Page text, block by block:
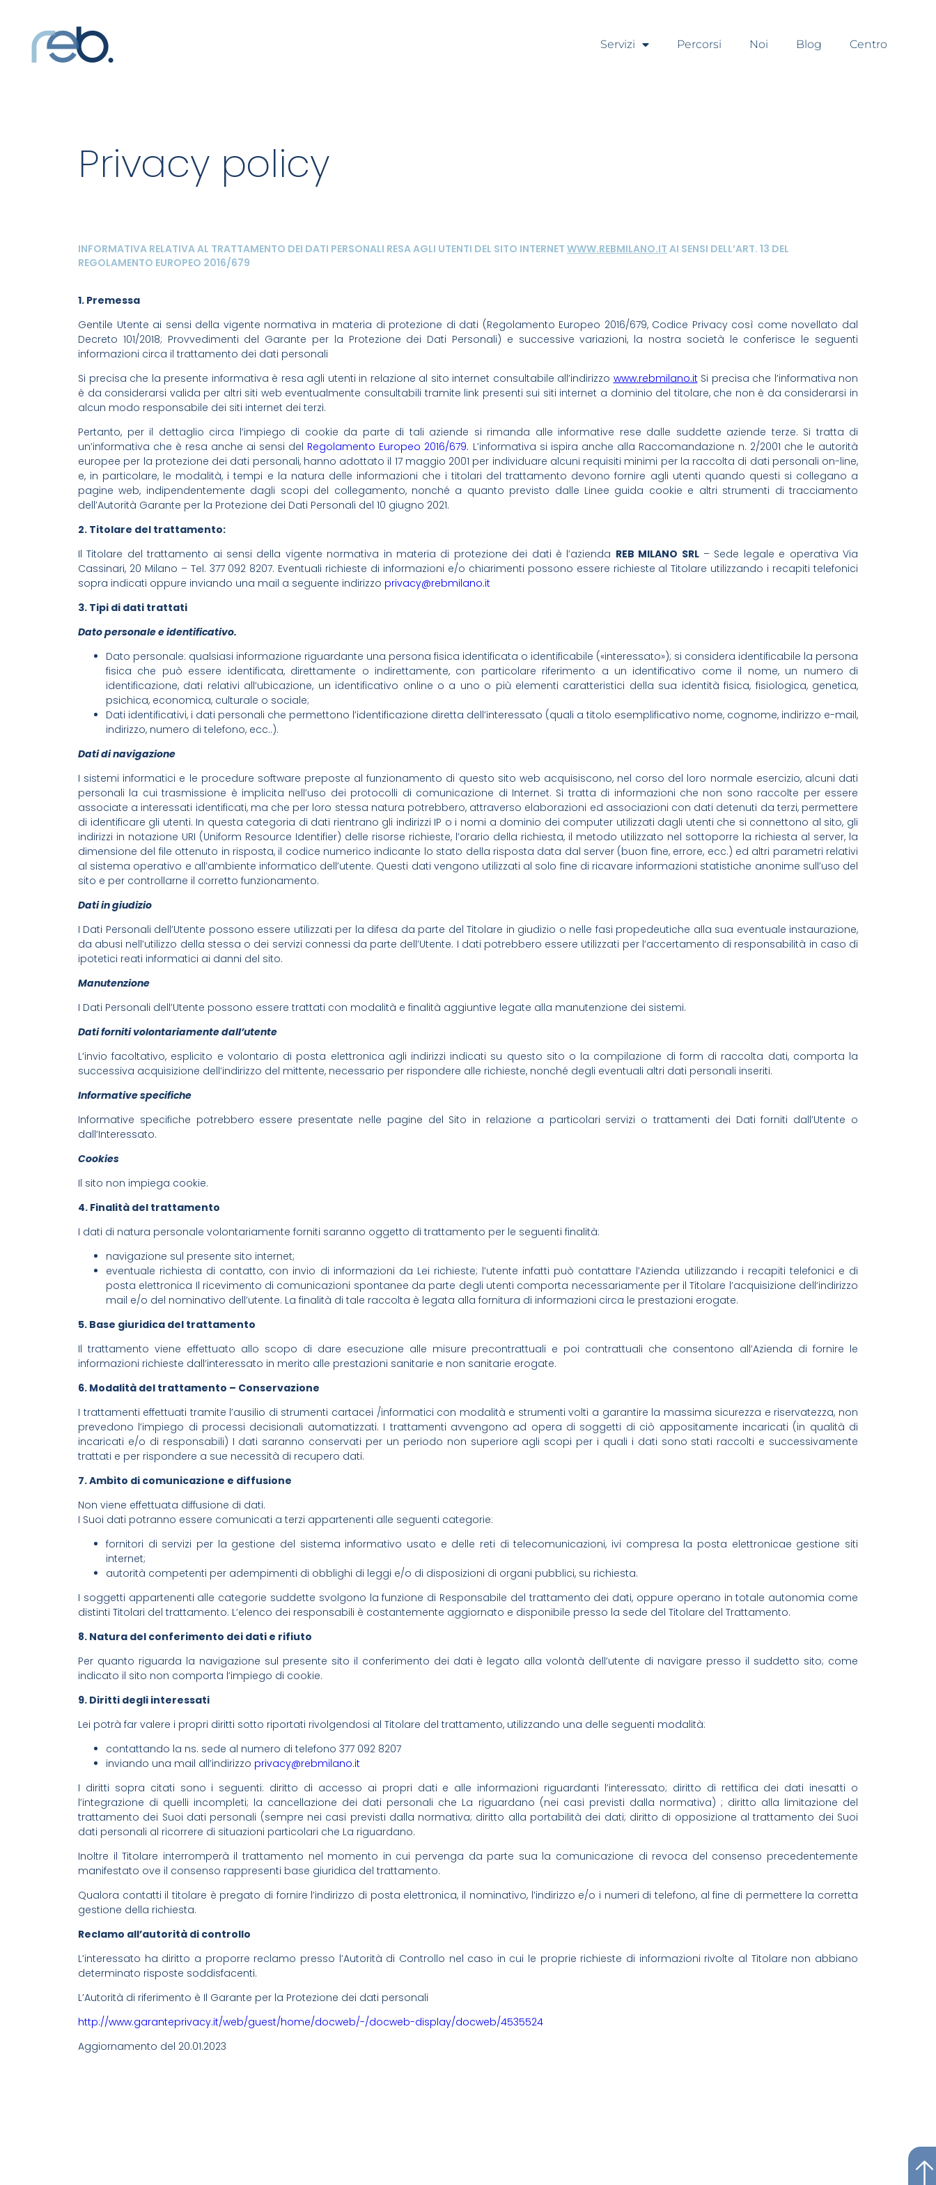
Servizi Percorsi Noi Blog Centro
Privacy policy
INFORMATIVA RELATIVA AL TRATTAMENTO DEI DATI PERSONALI RESA AGLI UTENTI DEL SITO INTERNET WWW.REBMILANO.IT AI SENSI DELL’ART. 13 DEL
REGOLAMENTO EUROPEO 2016/679
1. Premessa
Gentile Utente ai sensi della vigente normativa in materia di protezione di dati (Regolamento Europeo 2016/679, Codice Privacy così come novellato dal
Decreto 101/2018; Provvedimenti del Garante per la Protezione dei Dati Personali) e successive variazioni, la nostra società le conferisce le seguenti
informazioni circa il trattamento dei dati personali
Si precisa che la presente informativa è resa agli utenti in relazione al sito internet consultabile all’indirizzo www.rebmilano.itSi precisa che l’informativa non
è da considerarsi valida per altri siti web eventualmente consultabili tramite link presenti sui siti internet a dominio del titolare, che non è da considerarsi in
alcun modo responsabile dei siti internet dei terzi.
Pertanto, per il dettaglio circa l’impiego di cookie da parte di tali aziende si rimanda alle informative rese dalle suddette aziende terze. Si tratta di
un’informativa che è resa anche ai sensi del Regolamento Europeo 2016/679. L’informativa si ispira anche alla Raccomandazione n. 2/2001 che le autorità
europee per la protezione dei dati personali, hanno adottato il 17 maggio 2001 per individuare alcuni requisiti minimi per la raccolta di dati personali on-line,
e, in particolare, le modalità, i tempi e la natura delle informazioni che i titolari del trattamento devono fornire agli utenti quando questi si collegano a
pagine web, indipendentemente dagli scopi del collegamento, nonché a quanto previsto dalle Linee guida cookie e altri strumenti di tracciamento
dell’Autorità Garante per la Protezione dei Dati Personali del 10 giugno 2021.
2. Titolare del trattamento:
Il Titolare del trattamento ai sensi della vigente normativa in materia di protezione dei dati è l’azienda REB MILANO SRL– Sede legale e operativa Via
Cassinari, 20 Milano – Tel. 377 092 8207. Eventuali richieste di informazioni e/o chiarimenti possono essere richieste al Titolare utilizzando i recapiti telefonici
sopra indicati oppure inviando una mail a seguente indirizzo privacy@rebmilano.it
3. Tipi di dati trattati
Dato personale e identificativo.
Dato personale: qualsiasi informazione riguardante una persona fisica identificata o identificabile («interessato»); si considera identificabile la persona
fisica che può essere identificata, direttamente o indirettamente, con particolare riferimento a un identificativo come il nome, un numero di
identificazione, dati relativi all’ubicazione, un identificativo online o a uno o più elementi caratteristici della sua identità fisica, fisiologica, genetica,
psichica, economica, culturale o sociale;
Dati identificativi, i dati personali che permettono l’identificazione diretta dell’interessato (quali a titolo esemplificativo nome, cognome, indirizzo e-mail,
indirizzo, numero di telefono, ecc..).
Dati di navigazione
I sistemi informatici e le procedure software preposte al funzionamento di questo sito web acquisiscono, nel corso del loro normale esercizio, alcuni dati
personali la cui trasmissione è implicita nell’uso dei protocolli di comunicazione di Internet. Si tratta di informazioni che non sono raccolte per essere
associate a interessati identificati, ma che per loro stessa natura potrebbero, attraverso elaborazioni ed associazioni con dati detenuti da terzi, permettere
di identificare gli utenti. In questa categoria di dati rientrano gli indirizzi IP o i nomi a dominio dei computer utilizzati dagli utenti che si connettono al sito, gli
indirizzi in notazione URI (Uniform Resource Identifier) delle risorse richieste, l’orario della richiesta, il metodo utilizzato nel sottoporre la richiesta al server, la
dimensione del file ottenuto in risposta, il codice numerico indicante lo stato della risposta data dal server (buon fine, errore, ecc.) ed altri parametri relativi
al sistema operativo e all’ambiente informatico dell’utente. Questi dati vengono utilizzati al solo fine di ricavare informazioni statistiche anonime sull’uso del
sito e per controllarne il corretto funzionamento.
Dati in giudizio
I Dati Personali dell’Utente possono essere utilizzati per la difesa da parte del Titolare in giudizio o nelle fasi propedeutiche alla sua eventuale instaurazione,
da abusi nell’utilizzo della stessa o dei servizi connessi da parte dell’Utente. I dati potrebbero essere utilizzati per l’accertamento di responsabilità in caso di
ipotetici reati informatici ai danni del sito.
Manutenzione
I Dati Personali dell’Utente possono essere trattati con modalità e finalità aggiuntive legate alla manutenzione dei sistemi.
Dati forniti volontariamente dall’utente
L’invio facoltativo, esplicito e volontario di posta elettronica agli indirizzi indicati su questo sito o la compilazione di form di raccolta dati, comporta la
successiva acquisizione dell’indirizzo del mittente, necessario per rispondere alle richieste, nonché degli eventuali altri dati personali inseriti.
Informative specifiche
Informative specifiche potrebbero essere presentate nelle pagine del Sito in relazione a particolari servizi o trattamenti dei Dati forniti dall’Utente o
dall’Interessato.
Cookies
Il sito non impiega cookie.
4. Finalità del trattamento
I dati di natura personale volontariamente forniti saranno oggetto di trattamento per le seguenti finalità:
navigazione sul presente sito internet;
eventuale richiesta di contatto, con invio di informazioni da Lei richieste; l’utente infatti può contattare l’Azienda utilizzando i recapiti telefonici e di
posta elettronica Il ricevimento di comunicazioni spontanee da parte degli utenti comporta necessariamente per il Titolare l’acquisizione dell’indirizzo
mail e/o del nominativo dell’utente. La finalità di tale raccolta è legata alla fornitura di informazioni circa le prestazioni erogate.
5. Base giuridica del trattamento
Il trattamento viene effettuato allo scopo di dare esecuzione alle misure precontrattuali e poi contrattuali che consentono all’Azienda di fornire le
informazioni richieste dall’interessato in merito alle prestazioni sanitarie e non sanitarie erogate.
6. Modalità del trattamento – Conservazione
I trattamenti effettuati tramite l’ausilio di strumenti cartacei /informatici con modalità e strumenti volti a garantire la massima sicurezza e riservatezza, non
prevedono l’impiego di processi decisionali automatizzati. I trattamenti avvengono ad opera di soggetti di ciò appositamente incaricati (in qualità di
incaricati e/o di responsabili) I dati saranno conservati per un periodo non superiore agli scopi per i quali i dati sono stati raccolti e successivamente
trattati e per rispondere a sue necessità di recupero dati.
7. Ambito di comunicazione e diffusione
Non viene effettuata diffusione di dati.
I Suoi dati potranno essere comunicati a terzi appartenenti alle seguenti categorie:
fornitori di servizi per la gestione del sistema informativo usato e delle reti di telecomunicazioni, ivi compresa la posta elettronicae gestione siti
internet;
autorità competenti per adempimenti di obblighi di leggi e/o di disposizioni di organi pubblici, su richiesta.
I soggetti appartenenti alle categorie suddette svolgono la funzione di Responsabile del trattamento dei dati, oppure operano in totale autonomia come
distinti Titolari del trattamento. L’elenco dei responsabili è costantemente aggiornato e disponibile presso la sede del Titolare del Trattamento.
8. Natura del conferimento dei dati e rifiuto
Per quanto riguarda la navigazione sul presente sito il conferimento dei dati è legato alla volontà dell’utente di navigare presso il suddetto sito; come
indicato il sito non comporta l’impiego di cookie.
9. Diritti degli interessati
Lei potrà far valere i propri diritti sotto riportati rivolgendosi al Titolare del trattamento, utilizzando una delle seguenti modalità:
contattando la ns. sede al numero di telefono 377 092 8207
inviando una mail all’indirizzo privacy@rebmilano.it
I diritti sopra citati sono i seguenti: diritto di accesso ai propri dati e alle informazioni riguardanti l’interessato; diritto di rettifica dei dati inesatti o
l’integrazione di quelli incompleti; la cancellazione dei dati personali che La riguardano (nei casi previsti dalla normativa) ; diritto alla limitazione del
trattamento dei Suoi dati personali (sempre nei casi previsti dalla normativa; diritto alla portabilità dei dati; diritto di opposizione al trattamento dei Suoi
dati personali al ricorrere di situazioni particolari che La riguardano.
Inoltre il Titolare interromperà il trattamento nel momento in cui pervenga da parte sua la comunicazione di revoca del consenso precedentemente
manifestato ove il consenso rappresenti base giuridica del trattamento.
Qualora contatti il titolare è pregato di fornire l’indirizzo di posta elettronica, il nominativo, l’indirizzo e/o i numeri di telefono, al fine di permettere la corretta
gestione della richiesta.
Reclamo all’autorità di controllo
L’interessato ha diritto a proporre reclamo presso l’Autorità di Controllo nel caso in cui le proprie richieste di informazioni rivolte al Titolare non abbiano
determinato risposte soddisfacenti.
L’Autorità di riferimento è Il Garante per la Protezione dei dati personali
http://www.garanteprivacy.it/web/guest/home/docweb/-/docweb-display/docweb/4535524
Aggiornamento del 20.01.2023